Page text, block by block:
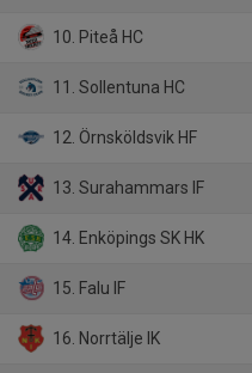
10. Piteå HC
11. Sollentuna HC
12. Örnsköldsvik HF
13. Surahammars IF
14. Enköpings SK HK
15. Falu IF
16. Norrtälje IK